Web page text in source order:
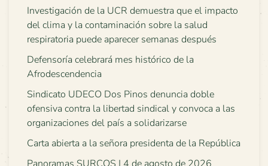
Investigación de la UCR demuestra que el impacto
del clima y la contaminación sobre la salud
respiratoria puede aparecer semanas después
Defensoría celebrará mes histórico de la
Afrodescendencia
Sindicato UDECO Dos Pinos denuncia doble
ofensiva contra la libertad sindical y convoca a las
organizaciones del país a solidarizarse
Carta abierta a la señora presidenta de la República
Panoramas SURCOS | 4 de agosto de 2026